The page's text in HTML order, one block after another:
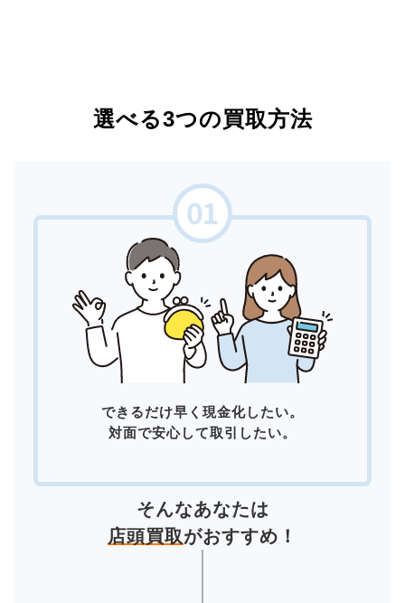
選べる3つの買取方法
できるだけ早く現金化したい。
対面で安心して取引したい。
そんなあなたは
店頭買取がおすすめ！